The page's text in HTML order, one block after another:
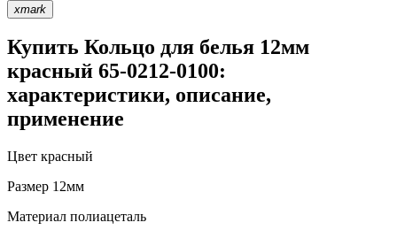
xmark
Купить Кольцо для белья 12мм
красный 65-0212-0100:
характеристики, описание,
применение
Цвет красный
Размер 12мм
Материал полиацеталь